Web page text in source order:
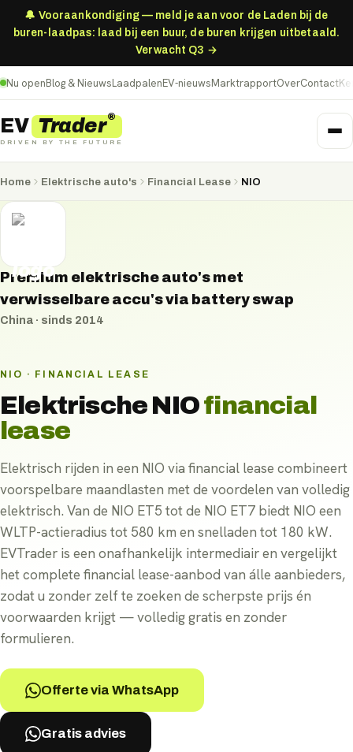
🔔 Vooraankondiging — meld je aan voor de Laden bij de
buren-laadpas: laad bij een buur, de buren krijgen uitbetaald.
Verwacht Q3 →
Nu openBlog & NieuwsLaadpalenEV-nieuwsMarktrapportOverContact
EV Trader®
DRIVEN BY THE FUTURE
Home Elektrische auto's Financial Lease NIO
NIO · FINANCIAL LEASE
Elektrische NIOfinancial
lease
Elektrisch rijden in een NIO via financial lease combineert
voorspelbare maandlasten met de voordelen van volledig
elektrisch. Van de NIO ET5 tot de NIO ET7 biedt NIO een
WLTP-actieradius tot 580 km en snelladen tot 180 kW.
EVTrader is een onafhankelijk intermediair en vergelijkt
het complete financial lease-aanbod van álle aanbieders,
zodat u zonder zelf te zoeken de scherpste prijs én
voorwaarden krijgt — volledig gratis en zonder
formulieren.
Offerte via WhatsApp
Gratis advies
Premium elektrische auto's met
verwisselbare accu's via battery swap
China · sinds 2014